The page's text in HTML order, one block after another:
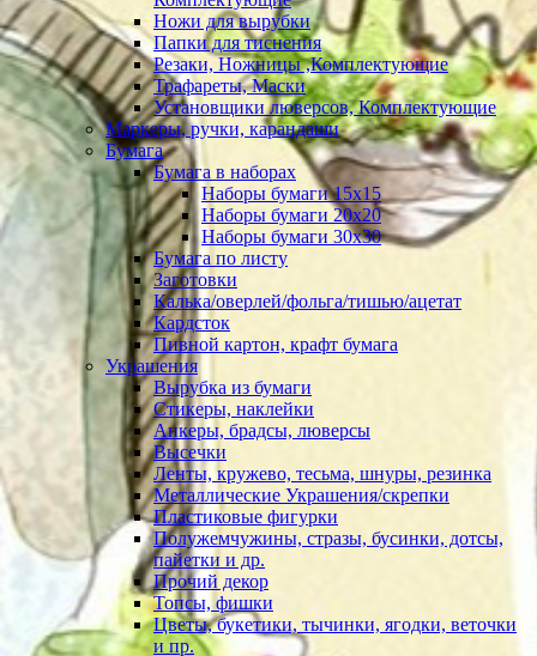
Ножи для вырубки
Папки для тиснения
Резаки, Ножницы ,Комплектующие
Трафареты, Маски
Установщики люверсов, Комплектующие
Маркеры, ручки, карандаши
Бумага
Бумага в наборах
Наборы бумаги 15х15
Наборы бумаги 20х20
Наборы бумаги 30х30
Бумага по листу
Заготовки
Калька/оверлей/фольга/тишью/ацетат
Кардсток
Пивной картон, крафт бумага
Украшения
Вырубка из бумаги
Стикеры, наклейки
Анкеры, брадсы, люверсы
Высечки
Ленты, кружево, тесьма, шнуры, резинка
Металлические Украшения/скрепки
Пластиковые фигурки
Полужемчужины, стразы, бусинки, дотсы,
пайетки и др.
Прочий декор
Топсы, фишки
Цветы, букетики, тычинки, ягодки, веточки
и пр.